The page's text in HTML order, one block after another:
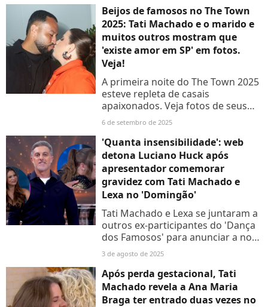
Beijos de famosos no The Town
2025: Tati Machado e o marido e
muitos outros mostram que
'existe amor em SP' em fotos.
Veja!
A primeira noite do The Town 2025
esteve repleta de casais
apaixonados. Veja fotos de seus
beijos!
6 de setembro de 2025
'Quanta insensibilidade': web
detona Luciano Huck após
apresentador comemorar
gravidez com Tati Machado e
Lexa no 'Domingão'
Tati Machado e Lexa se juntaram a
outros ex-participantes do 'Dança
dos Famosos' para anunciar a nova
edição do quadro e acabaram
passando por uma saia justa ao
vivo na TV...
3 de agosto de 2025
Após perda gestacional, Tati
Machado revela a Ana Maria
Braga ter entrado duas vezes no